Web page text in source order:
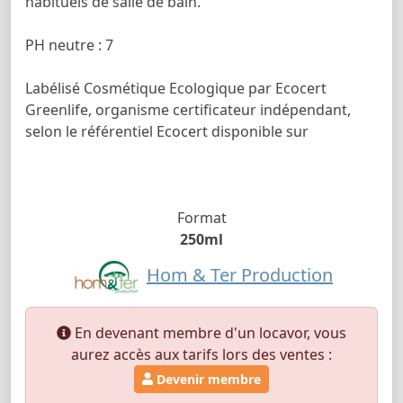
PH neutre : 7
Labélisé Cosmétique Ecologique par Ecocert
Greenlife, organisme certificateur indépendant,
selon le référentiel Ecocert disponible sur
Format
250ml
Hom & Ter Production
En devenant membre d'un locavor, vous
aurez accès aux tarifs lors des ventes :
Devenir membre